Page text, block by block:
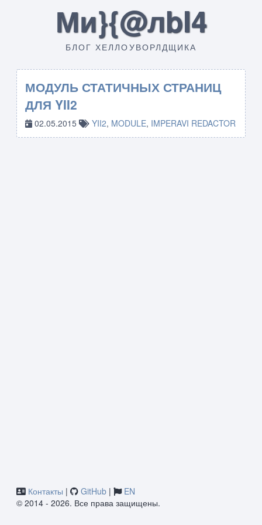
Ми}{@лbI4
БЛОГ ХЕЛЛОУВОРЛДЩИКА
МОДУЛЬ СТАТИЧНЫХ СТРАНИЦ
ДЛЯ YII2
02.05.2015 YII2, MODULE, IMPERAVI REDACTOR
Контакты | GitHub |
EN
© 2014 - 2026. Все права защищены.